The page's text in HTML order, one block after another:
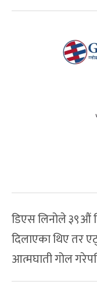
डिएस लिनोले ३९औं
दिलाएका थिए तर
आत्मघाती गोल